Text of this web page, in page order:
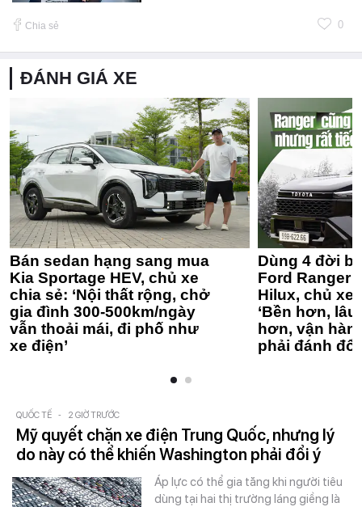
Chia sẻ 0
ĐÁNH GIÁ XE
Bán sedan hạng sang mua
Kia Sportage HEV, chủ xe
chia sẻ: ‘Nội thất rộng, chở
gia đình 300-500km/ngày
vẫn thoải mái, đi phố như
xe điện’
Dùng 4 đời
Ford Ranger
Hilux, chủ xe
‘Bền hơn,
hơn, vận
phải đánh
QUỐC TẾ - 2 GIỜ TRƯỚC
Mỹ quyết chặn xe điện Trung Quốc, nhưng lý
do này có thể khiến Washington phải đổi ý
Áp lực có thể gia tăng khi người tiêu
dùng tại hai thị trường láng giềng là